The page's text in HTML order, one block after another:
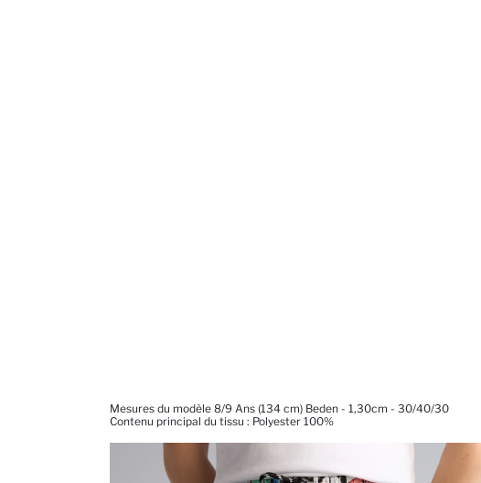
Mesures du modèle 8/9 Ans (134 cm) Beden - 1,30cm - 30/40/30
Contenu principal du tissu : Polyester 100%